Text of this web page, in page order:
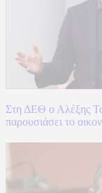
Στη ΔΕΘ ο Αλέξης
παρουσιάσει το